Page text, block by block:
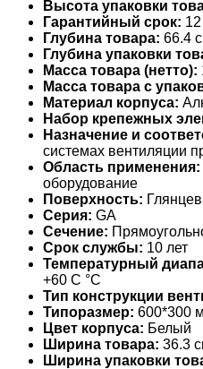
Высота упаковки
Гарантийный срок:
Глубина товара: 66.4
Глубина упаковки
Масса товара (нетто):
Масса товара с
Материал корпуса:
Набор крепежных
Назначение и
системах вентиляции
Область применения:
оборудование
Поверхность:
Серия: GA
Сечение:
Срок службы: 10 лет
Температурный
+60 С °С
Тип конструкции
Типоразмер: 600*300
Цвет корпуса: Белый
Ширина товара: 36.3
Ширина упаковки